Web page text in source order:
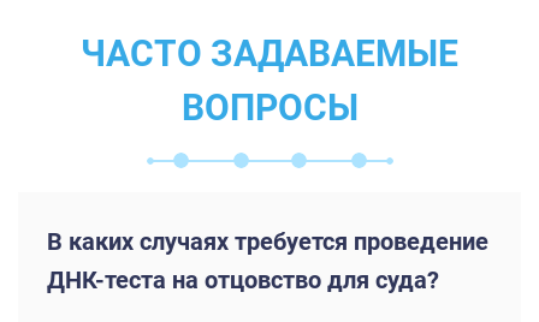
ЧАСТО ЗАДАВАЕМЫЕ
ВОПРОСЫ
В каких случаях требуется проведение
ДНК-теста на отцовство для суда?